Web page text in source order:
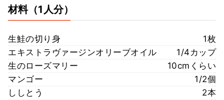
材料（1人分）
生鮭の切り身
1枚
エキストラヴァージンオリーブオイル
1/4カップ
生のローズマリー
10cmくらい
マンゴー
1/2個
ししとう
2本